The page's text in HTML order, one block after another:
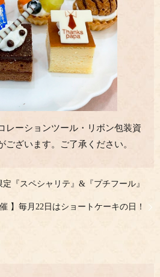
レーションツール・リボン包装資
ございます。ご了承ください。
定『スペシャリテ』&『プチフール』
催 】毎月22日はショートケーキの日！